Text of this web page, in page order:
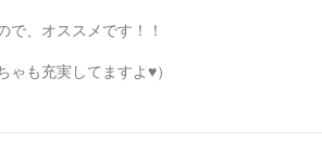
で、オススメです！！
ゃも充実してますよ♥）